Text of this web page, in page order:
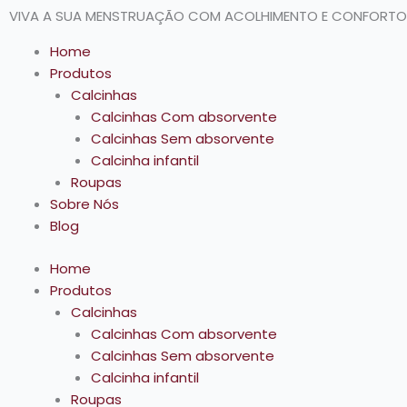
conteúdo
VIVA A SUA MENSTRUAÇÃO COM ACOLHIMENTO E
Home
Produtos
Calcinhas
Calcinhas Com absorvente
Calcinhas Sem absorvente
Calcinha infantil
Roupas
Sobre Nós
Blog
Home
Produtos
Calcinhas
Calcinhas Com absorvente
Calcinhas Sem absorvente
Calcinha infantil
Roupas